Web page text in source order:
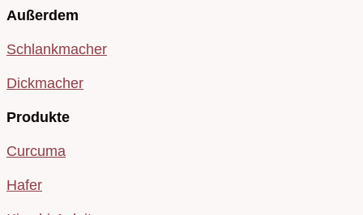
Außerdem
Schlankmacher
Dickmacher
Produkte
Curcuma
Hafer